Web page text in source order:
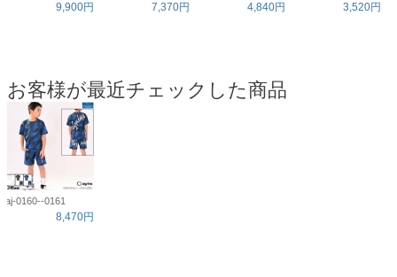
9,900円 7,370円 4,840円 3,520円
お客様が最近チェックした商品
aj-0160--0161
8,470円